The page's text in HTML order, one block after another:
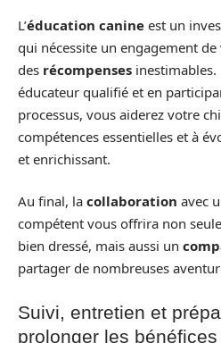
L’éducation canine est un
qui nécessite un engagement
des récompenses inestimables.
éducateur qualifié et en
processus, vous aiderez votre
compétences essentielles et à
et enrichissant.
Au final, la collaboration avec
compétent vous offrira non
bien dressé, mais aussi un
partager de nombreuses
Suivi, entretien et
prolonger les